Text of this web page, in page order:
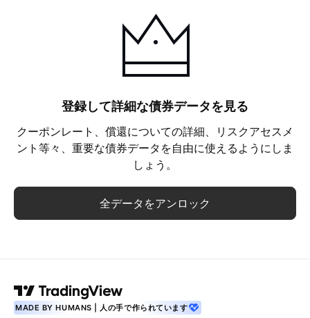
登録して詳細な債券データを見る
クーポンレート、償還についての詳細、リスクアセスメ
ント等々、重要な債券データを自由に使えるようにしま
しょう。
全データをアンロック
MADE BY HUMANS | 人の手で作られています